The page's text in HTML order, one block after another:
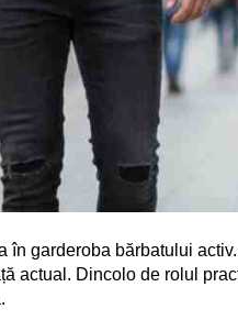
garderoba bărbatului
actual. Dincolo de rolul